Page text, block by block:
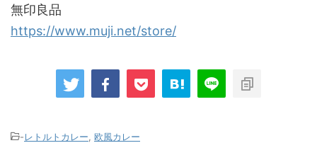
無印良品
https://www.muji.net/store/
-レトルトカレー 欧風カレー